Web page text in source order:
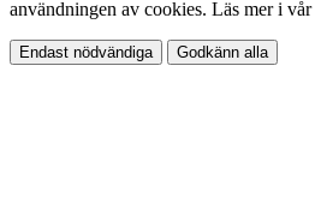
användningen av cookies. Läs mer i vår
Endast nödvändiga Godkänn alla